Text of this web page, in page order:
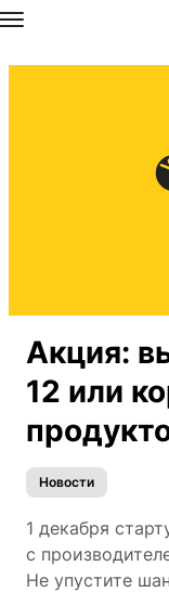
Назад
Акция:
12 или
Новости
1 декабря
с
Не упустите